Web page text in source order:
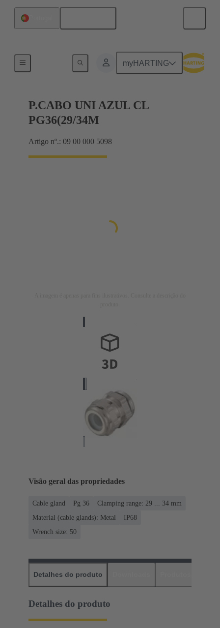
myHARTING
P.CABO UNI AZUL CL
PG36(29/34M
Artigo nº.: 09 00 000 5098
Visão geral das propriedades
Cable gland Pg 36
Clamping range: 29 ... 34 mm
Material (cable glands): Metal
IP68
Wrench size: 50
Detalhes do produto
Detalhes do produto